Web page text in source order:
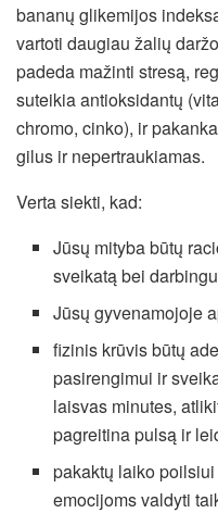
bananų glikemijos
vartoti daugiau žalių
padeda mažinti stresą,
suteikia antioksidantų
chromo, cinko), ir
gilus ir nepertraukiamas.
Verta siekti, kad:
Jūsų mityba būtų
sveikatą bei
Jūsų gyvenamojoje
fizinis krūvis būtų
pasirengimui ir
laisvas minutes,
pagreitina pulsą ir
pakaktų laiko
emocijoms valdyti